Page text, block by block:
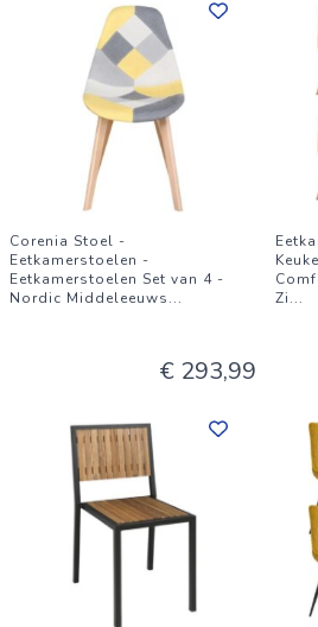
Corenia Stoel -
Eetkamerstoelen -
Eetkamerstoelen Set van 4 -
Nordic Middeleeuws...
€ 293,99
Zi...